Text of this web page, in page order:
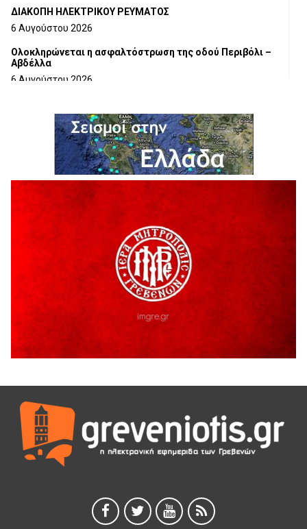
ΔΙΑΚΟΠΗ ΗΛΕΚΤΡΙΚΟΥ ΡΕΥΜΑΤΟΣ
6 Αυγούστου 2026
Ολοκληρώνεται η ασφαλτόστρωση της οδού Περιβόλι –
Αβδέλλα
6 Αυγούστου 2026
5 Αυγούστου 2026
Ο ΑΝΔΡΕΑΣ ΑΣΛΑΝΙΔΗΣ ΣΥΝΕΧΙΖΕΙ ΣΤΟΝ ΠΡΩΤΕΑ
ΓΡΕΒΕΝΩΝ
5 Αυγούστου 2026
Ευχαριστήριο Εκπολιτιστικού Συλλόγου Ταξιάρχη προς κ.
Παρασχάκη Αθανάσιο
Διακοπή υδροδότησης του Α΄ κλάδου ύδρευσης
5 Αυγούστου 2026
Η Marseaux στα Γρεβενά για μια μοναδική συναυλία
Θερινό Σινεμά στο πλαίσιο του «Πολιτιστικού
Καλοκαιριού 2026» με την βραβευμένη ταινία «Μικρές
Ανάσες».
εξοπλισμού γυμναστηρίου
5 Αυγούστου 2026
ΑΗ ΛΑΟΣ | 5 Αυγούστου | Υπαίθριο Θέατρο “Καστράκι”,
Γρεβενά
5 Αυγούστου 2026
5 Αυγούστου 2026